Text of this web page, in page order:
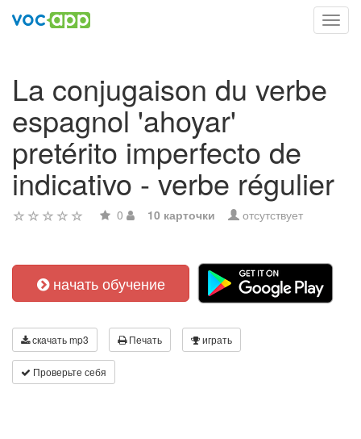
La conjugaison du verbe
espagnol 'ahoyar'
pretérito imperfecto de
indicativo - verbe régulier
0 10 карточки отсутствует
начать обучение
скачать mp3 Печать играть
Проверьте себя